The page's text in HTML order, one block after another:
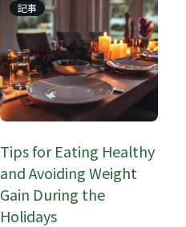
記事
Tips for Eating Healthy
and Avoiding Weight
Gain During the
Holidays